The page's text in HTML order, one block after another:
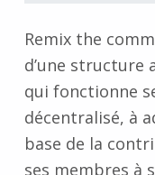
Remix the
d’une structure
qui fonctionne
décentralisé, à
base de la
ses membres à